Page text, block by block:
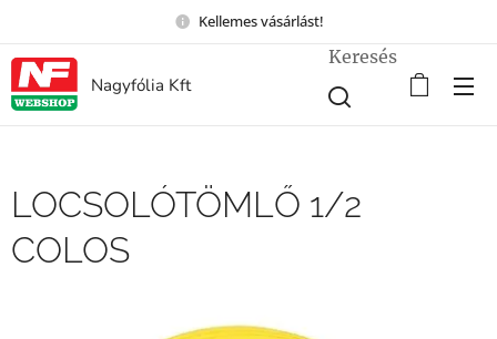
Kellemes vásárlást!
Nagyfólia Kft
Keresés
LOCSOLÓTÖMLŐ 1/2
COLOS